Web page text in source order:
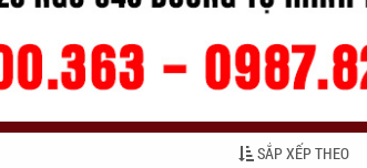
SẮP XẾP THEO